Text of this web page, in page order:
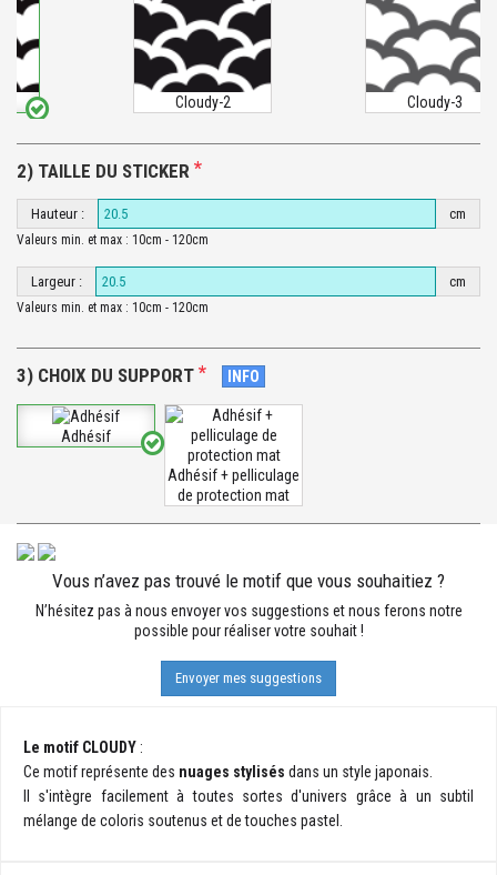
Cloudy-2 Cloudy-3
2) TAILLE DU STICKER *
Hauteur : cm
Valeurs min. et max : 10cm - 120cm
Largeur : cm
Valeurs min. et max : 10cm - 120cm
3) CHOIX DU SUPPORT * INFO
Adhésif
Adhésif + pelliculage
de protection mat
Vous n’avez pas trouvé le motif que vous souhaitiez ?
N’hésitez pas à nous envoyer vos suggestions et nous ferons notre
possible pour réaliser votre souhait !
Envoyer mes suggestions
Le motif CLOUDY :
Ce motif représente des nuages stylisés dans un style japonais.
Il s'intègre facilement à toutes sortes d'univers grâce à un subtil
mélange de coloris soutenus et de touches pastel.